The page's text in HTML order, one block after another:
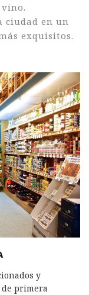
ciudad en un
exquisitos.
y
primera